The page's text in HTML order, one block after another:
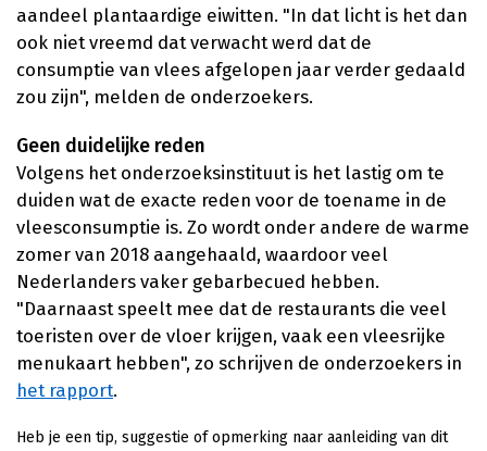
aandeel plantaardige eiwitten. "In dat licht is het dan
ook niet vreemd dat verwacht werd dat de
consumptie van vlees afgelopen jaar verder gedaald
zou zijn", melden de onderzoekers.
Geen duidelijke reden
Volgens het onderzoeksinstituut is het lastig om te
duiden wat de exacte reden voor de toename in de
vleesconsumptie is. Zo wordt onder andere de warme
zomer van 2018 aangehaald, waardoor veel
Nederlanders vaker gebarbecued hebben.
"Daarnaast speelt mee dat de restaurants die veel
toeristen over de vloer krijgen, vaak een vleesrijke
menukaart hebben", zo schrijven de onderzoekers in
het rapport.
Heb je een tip, suggestie of opmerking naar aanleiding van dit